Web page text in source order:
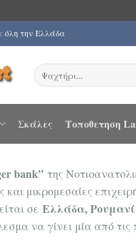
όλη την Ελλάδα
Αναζήτηση
για:
Σκάλες Τοποθετηση
bank” της
μικρομεσαίες
σε Ελλάδα,
να γίνει μία από